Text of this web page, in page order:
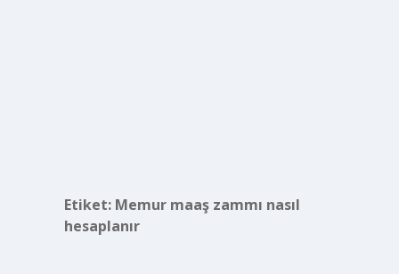
Etiket: Memur maaş zammı nasıl
hesaplanır